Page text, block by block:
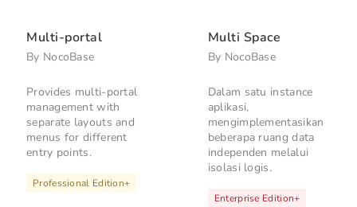
Multi-portal
By NocoBase
Provides multi-portal
management with
separate layouts and
menus for different
entry points.
Professional Edition+
Multi Space
By NocoBase
Dalam satu instance
aplikasi,
mengimplementasikan
beberapa ruang data
independen melalui
isolasi logis.
Enterprise Edition+